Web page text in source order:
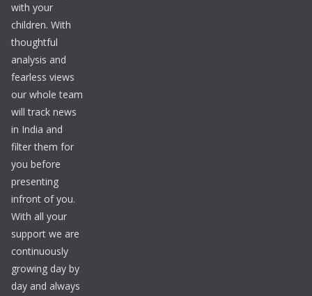
with your
children. With
thoughtful
analysis and
fearless views
our whole team
will track news
in India and
filter them for
you before
presenting
infront of you.
With all your
support we are
continuously
growing day by
day and always